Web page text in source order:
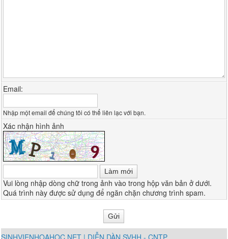
Email:
Nhập một email để chúng tôi có thể liên lạc với bạn.
Xác nhận hình ảnh
Vui lòng nhập dòng chữ trong ảnh vào trong hộp văn bản ở dưới.
Quá trình này được sử dụng để ngăn chặn chương trình spam.
SINHVIENHOAHOC.NET | DIỄN DÀN SVHH - CNTP